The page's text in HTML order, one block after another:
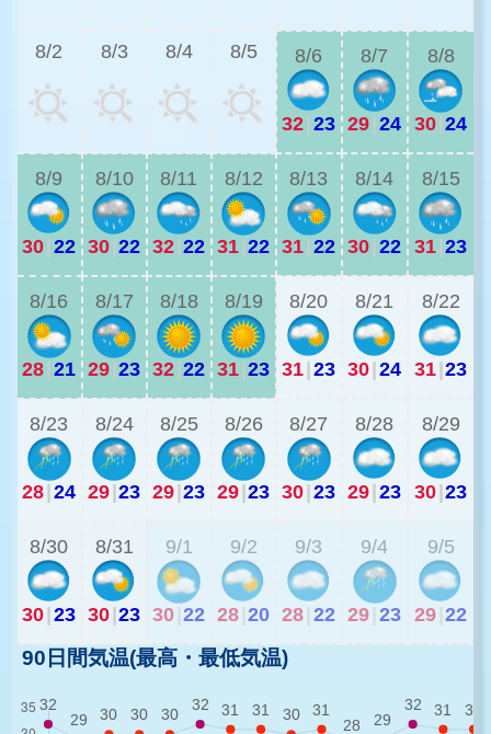
8/2 8/3 8/4 8/5 8/6
32 23
8/7
29 24
8/8
30 24
8/9
30 22
8/10
30 22
8/11
32 22
8/12
31 22
8/13
31 22
8/14
30 22
8/15
31 23
8/16
28 21
8/17
29 23
8/18
32 22
8/19
31 23
8/20
31 23
8/21
30 24
8/22
31 23
8/23
28 24
8/24
29 23
8/25
29 23
8/26
29 23
8/27
30 23
8/28
29 23
8/29
30 23
8/30
30 23
8/31
30 23
9/1
30 22
9/2
28 20
9/3
28 22
9/4
29 23
9/5
29 22
90日間気温(最高・最低気温)